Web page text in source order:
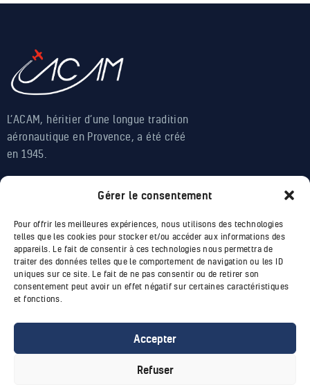
Gérer le consentement
Pour offrir les meilleures expériences, nous utilisons des technologies
telles que les cookies pour stocker et/ou accéder aux informations des
appareils. Le fait de consentir à ces technologies nous permettra de
traiter des données telles que le comportement de navigation ou les ID
uniques sur ce site. Le fait de ne pas consentir ou de retirer son
consentement peut avoir un effet négatif sur certaines caractéristiques
et fonctions.
Accepter
Refuser
L’ACAM, héritier d’une longue tradition
aéronautique en Provence, a été créé
en 1945.
Apprendre
Voler
INFOS